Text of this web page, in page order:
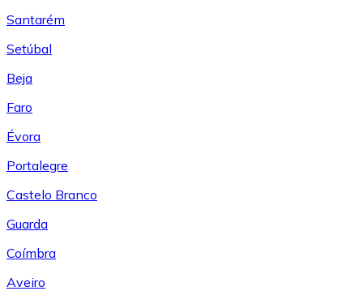
Santarém
Setúbal
Beja
Faro
Évora
Portalegre
Castelo Branco
Guarda
Coímbra
Aveiro